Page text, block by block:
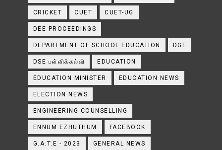
CRICKET CUET CUET-UG
DEE PROCEEDINGS
DEPARTMENT OF SCHOOL EDUCATION DGE
DSE பள்ளிக்கல்வி EDUCATION
EDUCATION MINISTER EDUCATION NEWS
ELECTION NEWS
ENGINEERING COUNSELLING
ENNUM EZHUTHUM FACEBOOK
G.A.T.E - 2023 GENERAL NEWS